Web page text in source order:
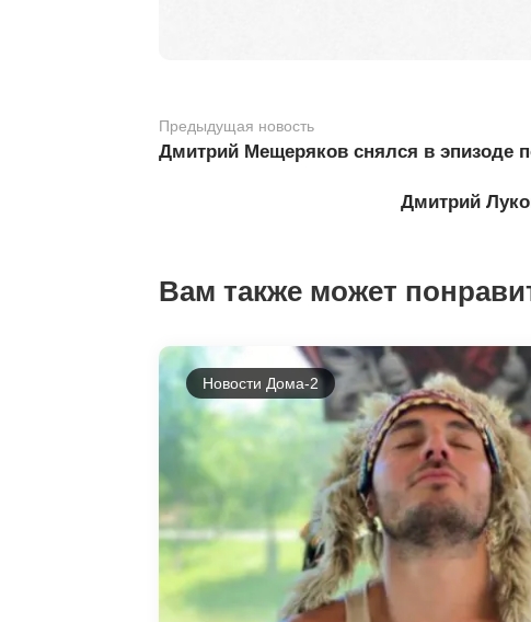
Предыдущая новость
Дмитрий Мещеряков снялся в эпизоде
Дмитрий
Вам также может
Новости Дома-2